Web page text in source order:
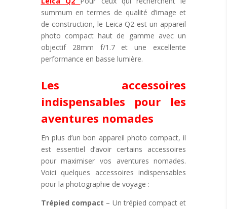
summum en termes de qualité d’image et
de construction, le Leica Q2 est un appareil
photo compact haut de gamme avec un
objectif 28mm f/1.7 et une excellente
performance en basse lumière.
Les accessoires
indispensables pour les
aventures nomades
En plus d’un bon appareil photo compact, il
est essentiel d’avoir certains accessoires
pour maximiser vos aventures nomades.
Voici quelques accessoires indispensables
pour la photographie de voyage :
Trépied compact – Un trépied compact et